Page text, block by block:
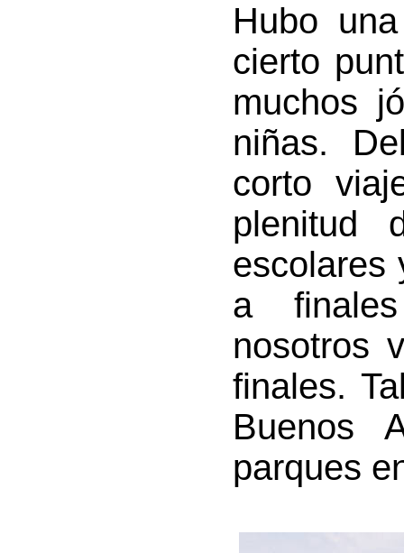
Hubo
cierto
muchos
niñas.
corto
plenitud
escolares
a
nosotros
finales.
Buenos
parques